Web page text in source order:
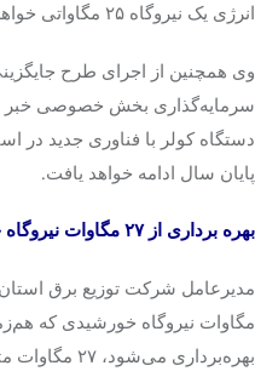
انرژی یک نیروگاه ۲۵ مگاواتی خواهد بود.
وی همچنین از اجرای طرح
سرمایه‌گذاری بخش خصوصی خبر
دستگاه کولر با فناوری جدید در
پایان سال ادامه خواهد یافت.
بهره برداری از ۲۷ مگاوات نیروگاه خورشیدی در استان مرکزی
مگاوات نیروگاه خورشیدی که
بهره‌برداری